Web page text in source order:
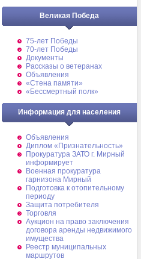
Великая Победа
75-лет Победы
70-лет Победы
Документы
Рассказы о ветеранах
Объявления
«Стена памяти»
«Бессмертный полк»
Информация для населения
Объявления
Диплом «Признательность»
Прокуратура ЗАТО г. Мирный
информирует
Военная прокуратура
гарнизона Мирный
Подготовка к отопительному
периоду
Защита потребителя
Торговля
Аукцион на право заключения
договора аренды недвижимого
имущества
Реестр муниципальных
маршрутов